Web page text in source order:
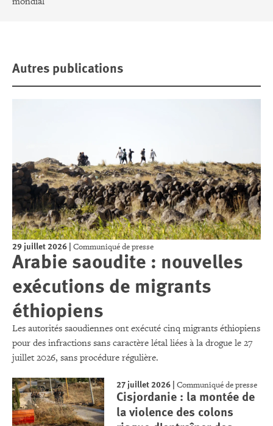
Autres publications
29 juillet 2026 | Communiqué de presse
Arabie saoudite : nouvelles
exécutions de migrants
éthiopiens
Les autorités saoudiennes ont exécuté cinq migrants éthiopiens
pour des infractions sans caractère létal liées à la drogue le 27
juillet 2026, sans procédure régulière.
27 juillet 2026 |Communiqué de presse
Cisjordanie : la montée de
la violence des colons